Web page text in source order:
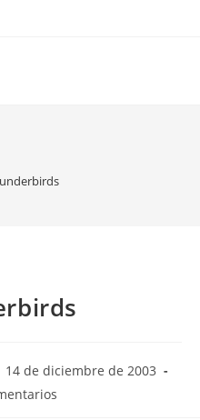
14 de diciembre de 2003